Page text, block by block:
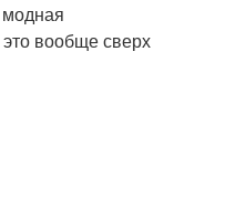
вообще сверх